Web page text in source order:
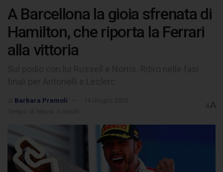
A Barcellona la gioia sfrenata di
Hamilton, che riporta la Ferrari
alla vittoria
Barbara Premoli
AA